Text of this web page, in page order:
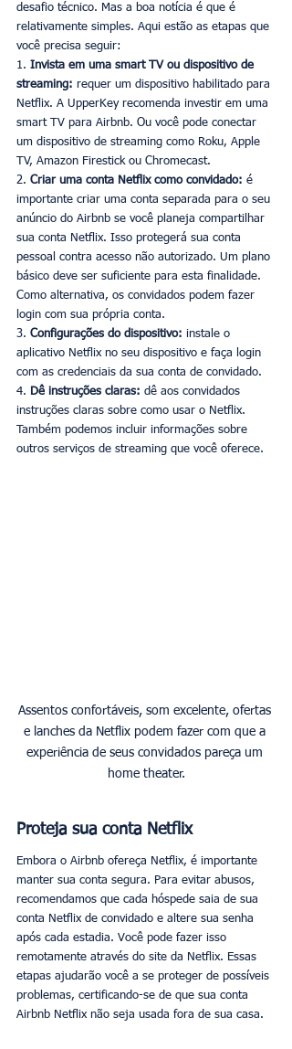
desafio técnico. Mas a boa notícia é que é
relativamente simples. Aqui estão as etapas que
você precisa seguir:
1. Invista em uma smart TV ou dispositivo de
streaming: requer um dispositivo habilitado para
Netflix. A UpperKey recomenda investir em uma
smart TV para Airbnb. Ou você pode conectar
um dispositivo de streaming como Roku, Apple
TV, Amazon Firestick ou Chromecast.
2. Criar uma conta Netflix como convidado: é
importante criar uma conta separada para o seu
anúncio do Airbnb se você planeja compartilhar
sua conta Netflix. Isso protegerá sua conta
pessoal contra acesso não autorizado. Um plano
básico deve ser suficiente para esta finalidade.
Como alternativa, os convidados podem fazer
login com sua própria conta.
3. Configurações do dispositivo: instale o
aplicativo Netflix no seu dispositivo e faça login
com as credenciais da sua conta de convidado.
4. Dê instruções claras: dê aos convidados
instruções claras sobre como usar o Netflix.
Também podemos incluir informações sobre
outros serviços de streaming que você oferece.
Assentos confortáveis, som excelente, ofertas
e lanches da Netflix podem fazer com que a
experiência de seus convidados pareça um
home theater.
Proteja sua conta Netflix
Embora o Airbnb ofereça Netflix, é importante
manter sua conta segura. Para evitar abusos,
recomendamos que cada hóspede saia de sua
conta Netflix de convidado e altere sua senha
após cada estadia. Você pode fazer isso
remotamente através do site da Netflix. Essas
etapas ajudarão você a se proteger de possíveis
problemas, certificando-se de que sua conta
Airbnb Netflix não seja usada fora de sua casa.